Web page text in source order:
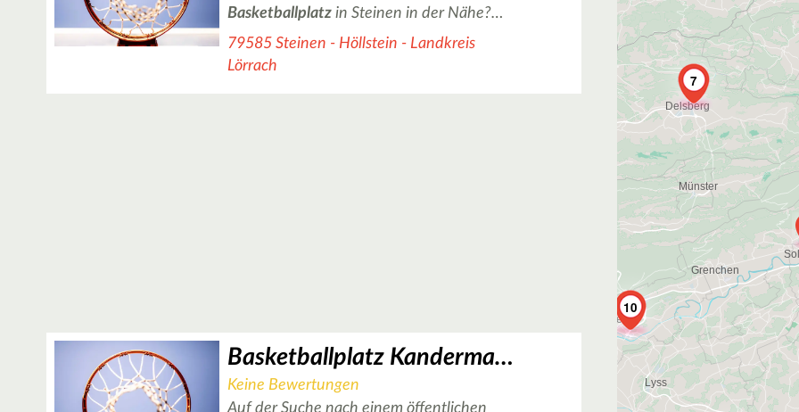
Basketballplatz in Steinen in der Nähe?…
79585 Steinen - Höllstein - Landkreis
Lörrach
Basketballplatz Kandermatt Kunstrasen-Yard in Todtnau
Keine Bewertungen
Auf der Suche nach einem öffentlichen
7
10